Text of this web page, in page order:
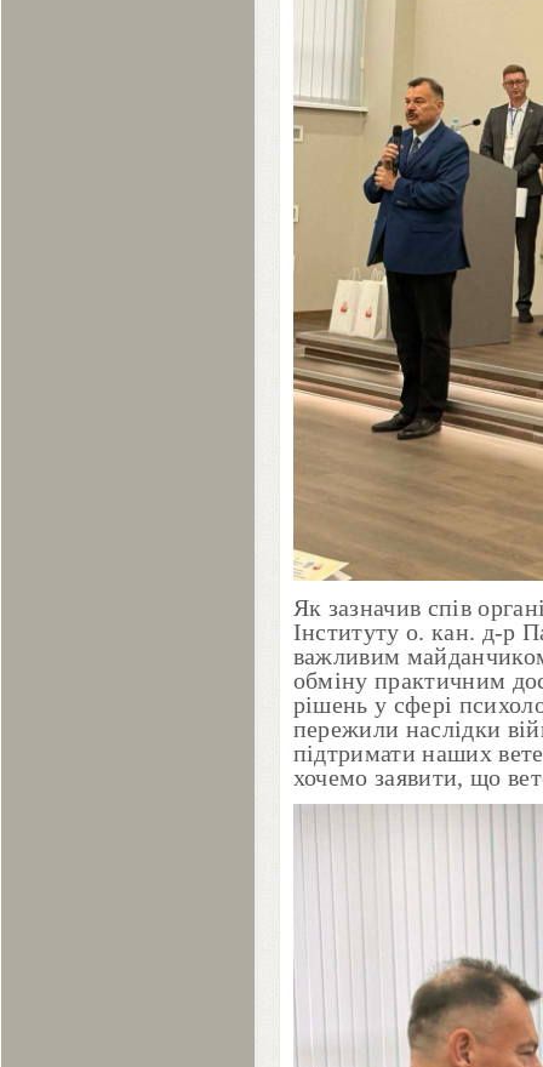
Як зазначив спів
Інституту о. кан. д-р
важливим
обміну практичним
рішень у сфері
пережили наслідки
підтримати наших
хочемо заявити, що